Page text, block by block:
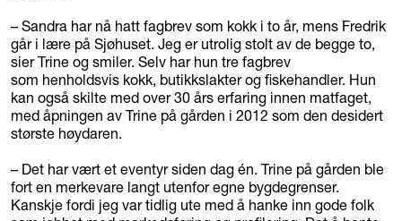
– Sandra har nå hatt fagbrev som kokk i to år, mens Fredrik
går i lære på Sjøhuset. Jeg er utrolig stolt av de begge to,
sier Trine og smiler. Selv har hun tre fagbrev
som henholdsvis kokk, butikkslakter og fiskehandler. Hun
kan også skilte med over 30 års erfaring innen matfaget,
med åpningen av Trine på gården i 2012 som den desidert
største høydaren.
– Det har vært et eventyr siden dag én. Trine på gården ble
fort en merkevare langt utenfor egne bygdegrenser.
Kanskje fordi jeg var tidlig ute med å hanke inn gode folk